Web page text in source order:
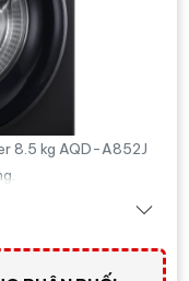
8.5 kg AQD-A852J
BK